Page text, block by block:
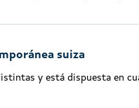
suiza
y está dispuesta en